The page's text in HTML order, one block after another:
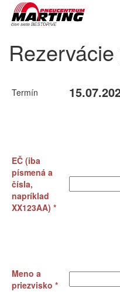
Termín
EČ (iba
písmená a
čísla,
napríklad
XX123AA) *
Meno a
priezvisko *